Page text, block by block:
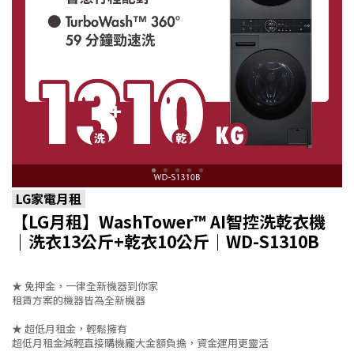
LG家電月租
【LG月租】WashTower™ AI智控洗乾衣機
｜洗衣13公斤+乾衣10公斤｜WD-S1310B
★ 免押金，一律全新機器到你家
租賃方案的機器皆為全新機器
★ 超低月租金，輕鬆擁有
超低月租金減輕直接購機龐大金額負擔，資金運用更靈活